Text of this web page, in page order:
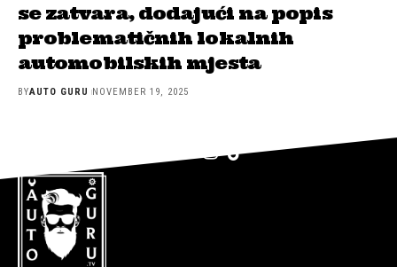
se zatvara, dodajući na popis
problematičnih lokalnih
automobilskih mjesta
BYAUTO GURU NOVEMBER 19, 2025